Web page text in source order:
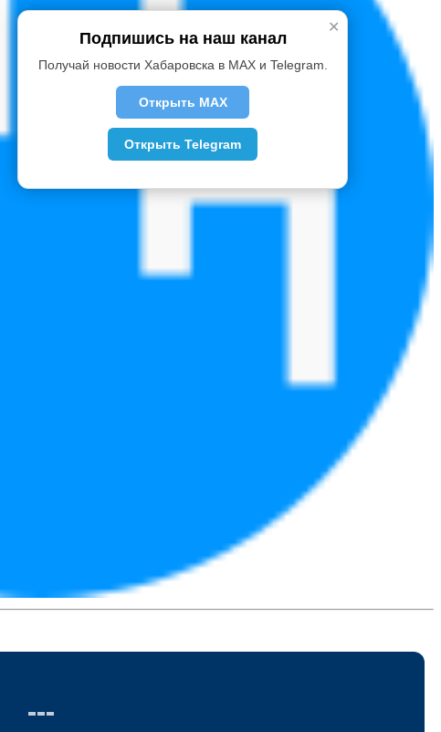
✕
Подпишись на наш канал
Получай новости Хабаровска в MAX и Telegram.
Открыть MAX
Открыть Telegram